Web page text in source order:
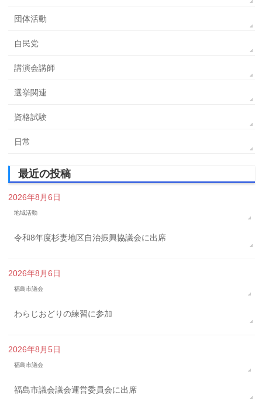
団体活動
自民党
講演会講師
選挙関連
資格試験
日常
最近の投稿
2026年8月6日
地域活動
令和8年度杉妻地区自治振興協議会に出席
2026年8月6日
福島市議会
わらじおどりの練習に参加
2026年8月5日
福島市議会
福島市議会議会運営委員会に出席